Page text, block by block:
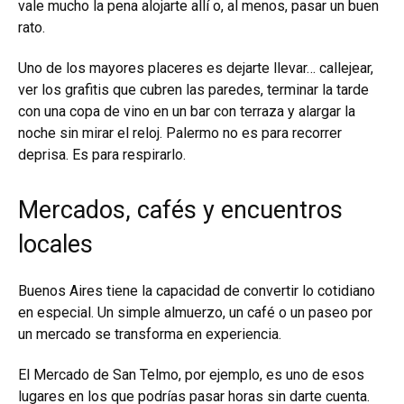
vale mucho la pena alojarte allí o, al menos, pasar un buen
rato.
Uno de los mayores placeres es dejarte llevar… callejear,
ver los grafitis que cubren las paredes, terminar la tarde
con una copa de vino en un bar con terraza y alargar la
noche sin mirar el reloj. Palermo no es para recorrer
deprisa. Es para respirarlo.
Mercados, cafés y encuentros
locales
Buenos Aires tiene la capacidad de convertir lo cotidiano
en especial. Un simple almuerzo, un café o un paseo por
un mercado se transforma en experiencia.
El Mercado de San Telmo, por ejemplo, es uno de esos
lugares en los que podrías pasar horas sin darte cuenta.